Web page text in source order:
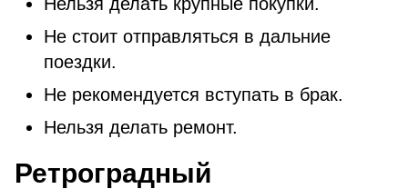
Не стоит отправляться в дальние
поездки.
Не рекомендуется вступать в брак.
Нельзя делать ремонт.
Ретроградный